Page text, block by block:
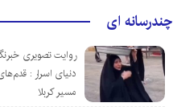
چندرسانه ای
روایت تصویری
دنیای اسرار :
مسیر کربلا